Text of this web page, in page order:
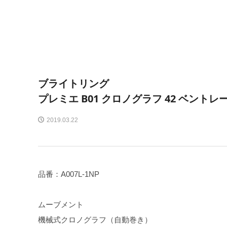
ブライトリング
プレミエ B01 クロノグラフ 42 ベントレ
2019.03.22
品番：A007L-1NP
ムーブメント
機械式クロノグラフ（自動巻き）